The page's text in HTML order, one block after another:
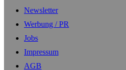
Newsletter
Werbung / PR
Jobs
Impressum
AGB